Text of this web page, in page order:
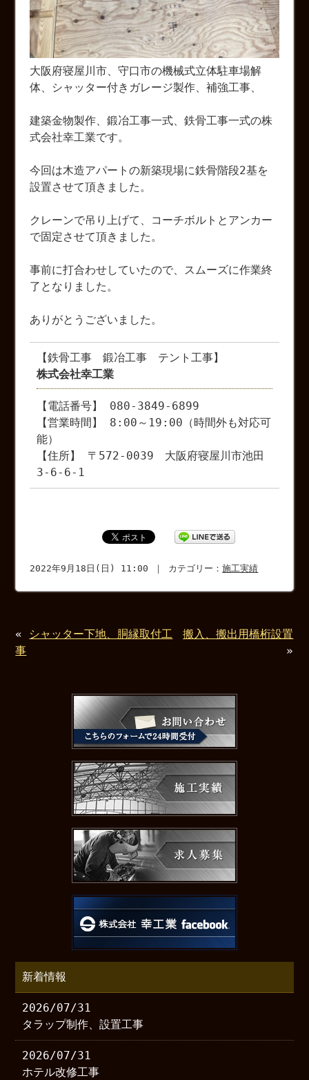
大阪府寝屋川市、守口市の機械式立体駐車場解
体、シャッター付きガレージ製作、補強工事、
建築金物製作、鍛冶工事一式、鉄骨工事一式の株
式会社幸工業です。
今回は木造アパートの新築現場に鉄骨階段2基を
設置させて頂きました。
クレーンで吊り上げて、コーチボルトとアンカー
で固定させて頂きました。
事前に打合わせしていたので、スムーズに作業終
了となりました。
ありがとうございました。
【鉄骨工事 鍛冶工事 テント工事】
株式会社幸工業
【電話番号】 080-3849-6899
【営業時間】 8:00～19:00（時間外も対応可
能）
【住所】 〒572-0039 大阪府寝屋川市池田
3-6-6-1
2022年9月18日(日) 11:00 ｜ カテゴリー：施工実績
« シャッター下地、胴縁取付工
事
搬入、搬出用橋桁設置
»
新着情報
2026/07/31
タラップ制作、設置工事
2026/07/31
ホテル改修工事